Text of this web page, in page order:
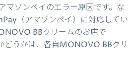
マゾンペイのエラー原因です。な
（アマゾンペイ）に対応してい
BBクリームのお店で
うかは、各自MONOVO BBクリ